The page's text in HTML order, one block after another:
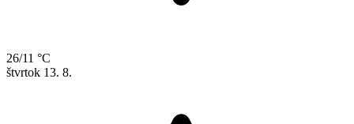
26/11 °C
štvrtok 13. 8.